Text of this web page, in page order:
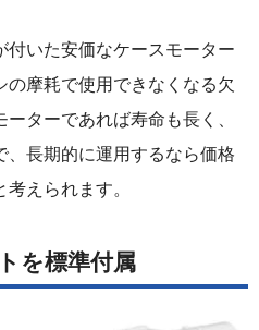
いた安価なケースモーター
の摩耗で使用できなくなる欠
ターであれば寿命も長く、
長期的に運用するなら価格
えられます。
を標準付属